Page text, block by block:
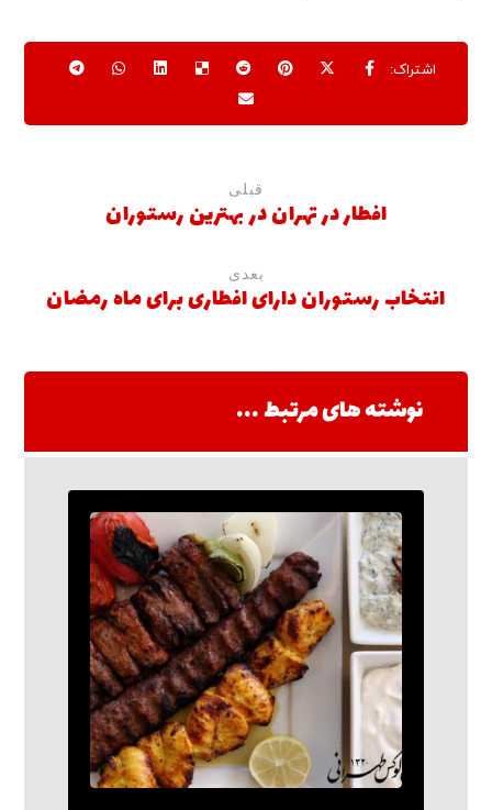
قبلی
افطار در تهران در بهترین رستوران
بعدی
انتخاب رستوران دارای افطاری برای ماه رمضان
نوشته های مرتبط ...